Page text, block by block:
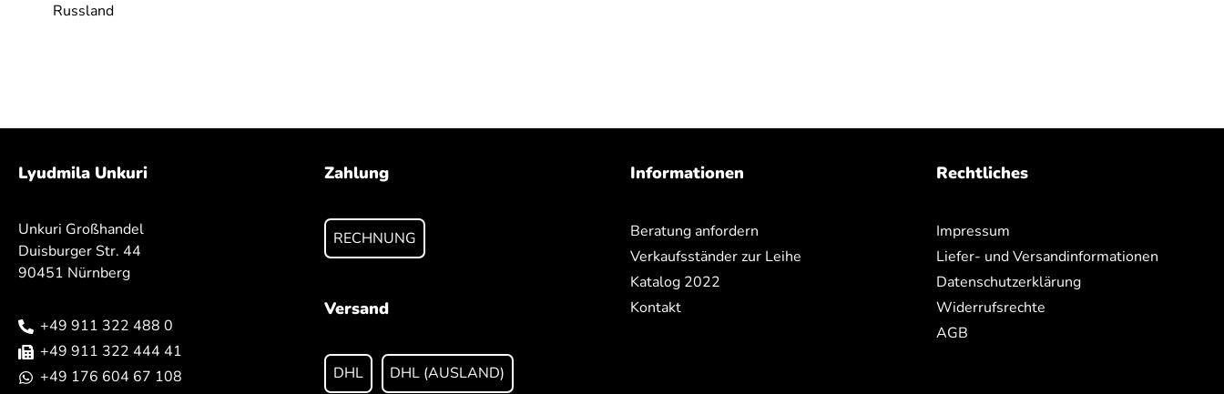
Russland
Lyudmila Unkuri
Unkuri Großhandel
Duisburger Str. 44
90451 Nürnberg
+49 911 322 488 0
+49 911 322 444 41
+49 176 604 67 108
Zahlung
RECHNUNG
Versand
DHL DHL (AUSLAND)
Informationen
Beratung anfordern
Verkaufsständer zur Leihe
Katalog 2022
Kontakt
Rechtliches
Impressum
Liefer- und Versandinformationen
Datenschutzerklärung
Widerrufsrechte
AGB